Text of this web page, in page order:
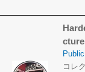
コレ